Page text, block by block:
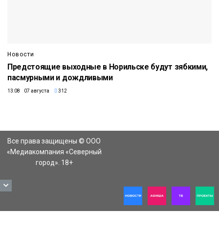
Новости
Предстоящие выходные в Норильске будут зябкими,
пасмурными и дождливыми
13:08 07 августа 312
Все права защищены © ООО
«Медиакомпания «Северный
город». 18+